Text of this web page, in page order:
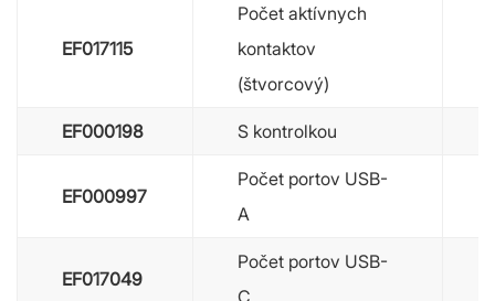
EF017115
Počet aktívnych
kontaktov
(štvorcový)
EF000198 S kontrolkou
EF000997
Počet portov USB-
A
EF017049
Počet portov USB-
C